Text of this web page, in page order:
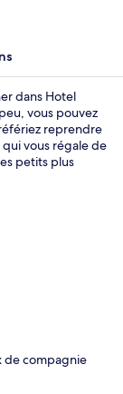
dans Hotel
vous pouvez
reprendre
vous régale de
petits plus
de compagnie